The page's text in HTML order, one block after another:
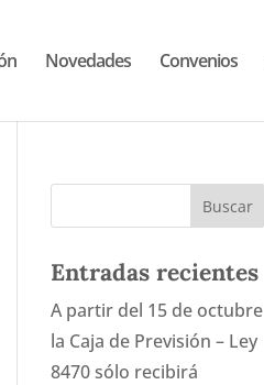
Novedades Convenios
Entradas recientes
A partir del 15 de octubre
la Caja de Previsión – Ley
8470 sólo recibirá